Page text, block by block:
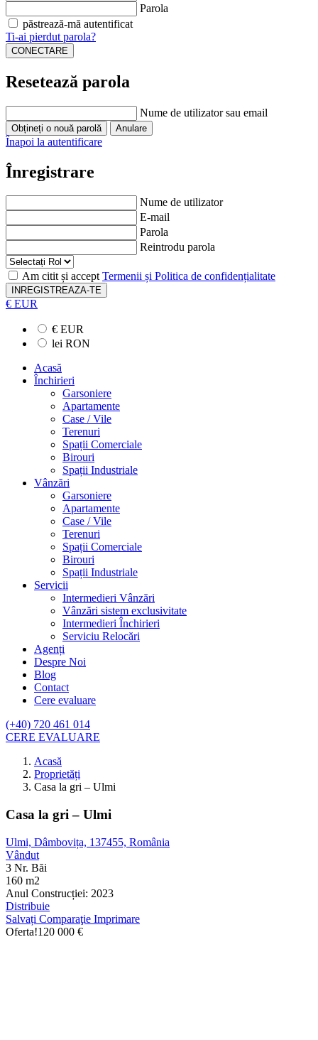
Parola
păstrează-mă autentificat
Ti-ai pierdut parola?
Resetează parola
Nume de utilizator sau email
Înapoi la autentificare
Înregistrare
Nume de utilizator
E-mail
Parola
Reintrodu parola
Am citit și acceptTermenii și Politica de confidențialitate
INREGISTREAZA-TE
€ EUR
€ EUR
lei RON
Acasă
Închirieri
Garsoniere
Apartamente
Case / Vile
Terenuri
Spații Comerciale
Birouri
Spații Industriale
Vânzări
Garsoniere
Apartamente
Case / Vile
Terenuri
Spații Comerciale
Birouri
Spații Industriale
Servicii
Intermedieri Vânzări
Vânzări sistem exclusivitate
Intermedieri Închirieri
Serviciu Relocări
Agenți
Despre Noi
Blog
Contact
Cere evaluare
(+40) 720 461 014
CERE EVALUARE
Acasă
Proprietăți
Casa la gri – Ulmi
Casa la gri – Ulmi
Ulmi, Dâmbovița, 137455, România
Vândut
3 Nr. Băi
160 m2
Anul Construcției: 2023
Distribuie
Salvați Comparaţie Imprimare
Oferta!120 000 €